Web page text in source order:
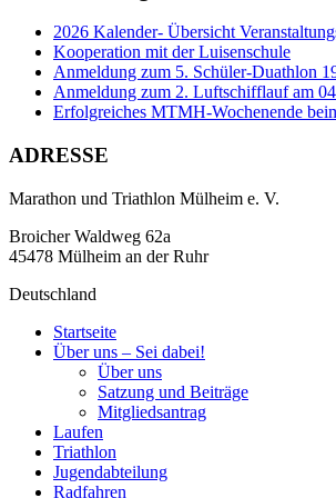
2026 Kalender- Übersicht
Kooperation mit der Luisenschule
Anmeldung zum 5. Schüler-Duathlon
Anmeldung zum 2. Luftschifflauf am
Erfolgreiches MTMH-Wochenende
ADRESSE
Marathon und Triathlon Mülheim e. V.
Broicher Waldweg 62a
45478 Mülheim an der Ruhr
Deutschland
Startseite
Über uns – Sei dabei!
Über uns
Satzung und Beiträge
Mitgliedsantrag
Laufen
Triathlon
Jugendabteilung
Radfahren